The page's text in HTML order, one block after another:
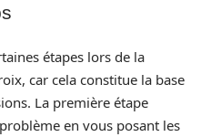
étapes lors de la
car cela constitue la base
La première étape
en vous posant les